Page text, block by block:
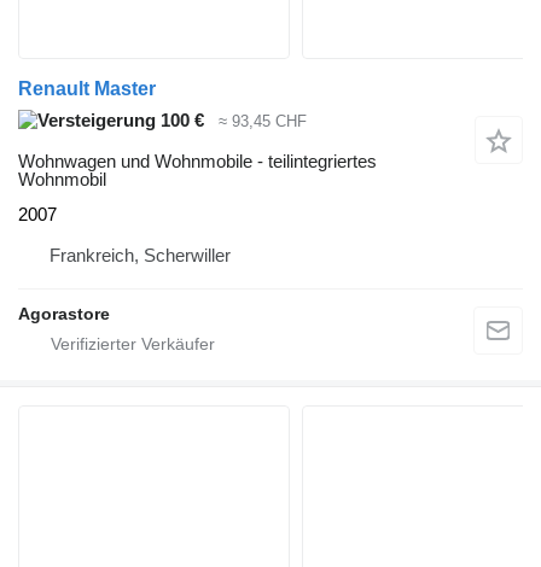
Renault Master
100 €
≈ 93,45 CHF
Wohnwagen und Wohnmobile - teilintegriertes
Wohnmobil
2007
Frankreich, Scherwiller
Agorastore